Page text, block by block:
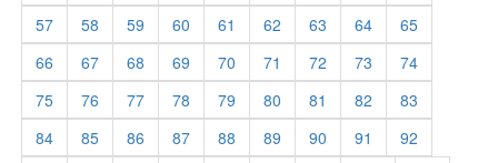
57
58 59 60 61 62 63 64
65
66
67 68 69 70 71 72 73
74
75
76 77 78 79 80 81 82
83
84
85 86 87 88 89 90 91
92